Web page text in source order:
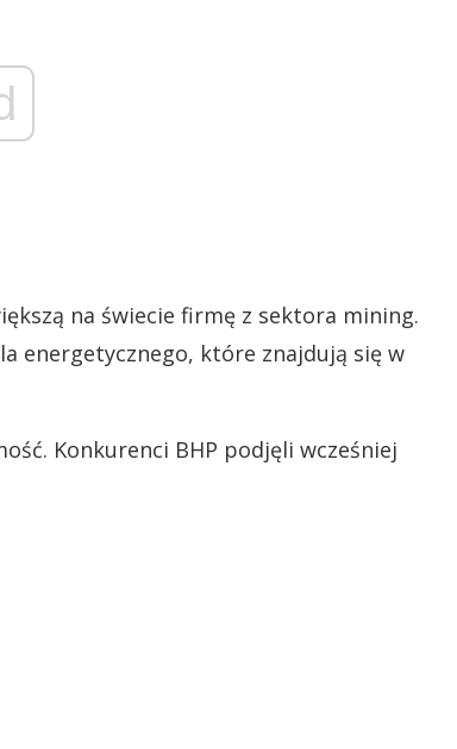
na świecie firmę z sektora mining.
energetycznego, które znajdują się w
Konkurenci BHP podjęli wcześniej